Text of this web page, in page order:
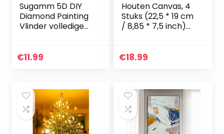
Sugamm 5D DIY
Diamond Painting
Vlinder volledige
strassteentjes,
€11.99
Houten Canvas, 4
Stuks (22,5 * 19 cm
/ 8,85 * 7,5 inch)
Paneelborden,
€18.99